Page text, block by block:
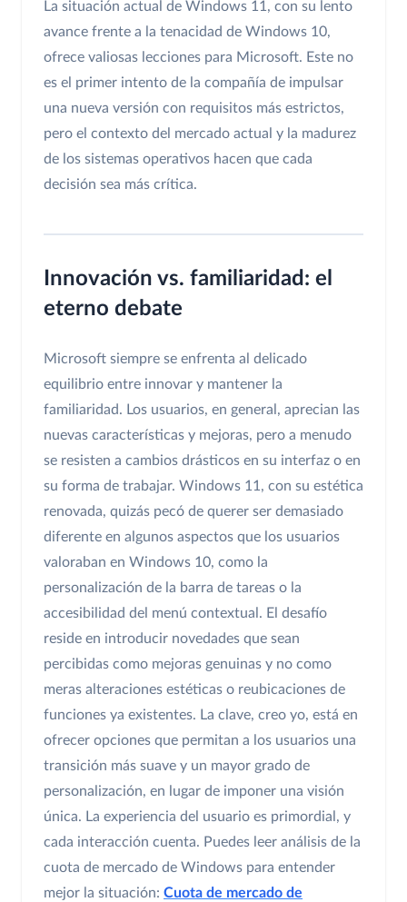
La situación actual de Windows 11, con su lento
avance frente a la tenacidad de Windows 10,
ofrece valiosas lecciones para Microsoft. Este no
es el primer intento de la compañía de impulsar
una nueva versión con requisitos más estrictos,
pero el contexto del mercado actual y la madurez
de los sistemas operativos hacen que cada
decisión sea más crítica.
Innovación vs. familiaridad: el
eterno debate
Microsoft siempre se enfrenta al delicado
equilibrio entre innovar y mantener la
familiaridad. Los usuarios, en general, aprecian las
nuevas características y mejoras, pero a menudo
se resisten a cambios drásticos en su interfaz o en
su forma de trabajar. Windows 11, con su estética
renovada, quizás pecó de querer ser demasiado
diferente en algunos aspectos que los usuarios
valoraban en Windows 10, como la
personalización de la barra de tareas o la
accesibilidad del menú contextual. El desafío
reside en introducir novedades que sean
percibidas como mejoras genuinas y no como
meras alteraciones estéticas o reubicaciones de
funciones ya existentes. La clave, creo yo, está en
ofrecer opciones que permitan a los usuarios una
transición más suave y un mayor grado de
personalización, en lugar de imponer una visión
única. La experiencia del usuario es primordial, y
cada interacción cuenta. Puedes leer análisis de la
cuota de mercado de Windows para entender
mejor la situación: Cuota de mercado de